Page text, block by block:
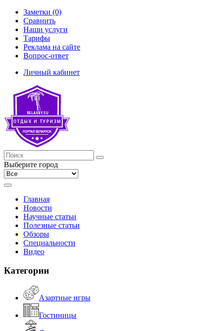
Заметки (0)
Сравнить
Наши услуги
Тарифы
Реклама на сайте
Вопрос-ответ
Личный кабинет
Выберите город
Главная
Новости
Научные статьи
Полезные статьи
Обзоры
Специальности
Видео
Категории
Азартные игры
Гостиницы